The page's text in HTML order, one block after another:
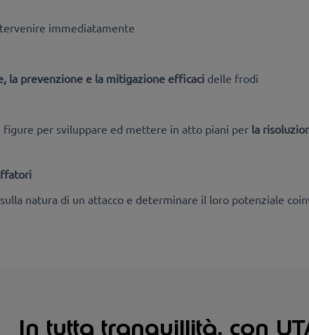
immediatamente
la prevenzione e la mitigazione efficaci delle frodi
figure per sviluppare ed mettere in atto piani per la
natura di un attacco e determinare il loro potenziale
In tutta tranquillità, con